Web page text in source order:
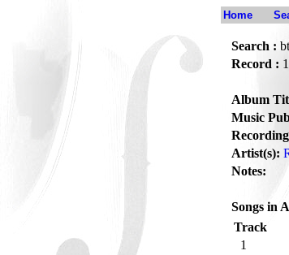
Home
Search :
Record : 1
Album
Music
Artist(s):
Notes:
Songs in
Track
1